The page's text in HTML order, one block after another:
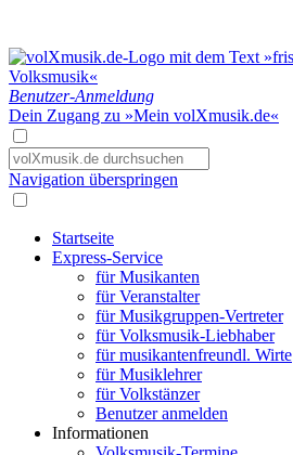
Benutzer-Anmeldung
Dein Zugang zu »Mein volXmusik.de«
Navigation überspringen
Startseite
Express-Service
für Musikanten
für Veranstalter
für Musikgruppen-Vertreter
für Volksmusik-Liebhaber
für musikantenfreundl. Wirte
für Musiklehrer
für Volkstänzer
Benutzer anmelden
Informationen